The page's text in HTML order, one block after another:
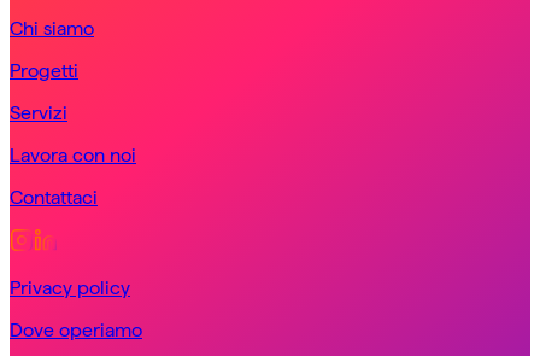
Chi siamo
Progetti
Servizi
Lavora con noi
Contattaci
Privacy policy
Dove operiamo